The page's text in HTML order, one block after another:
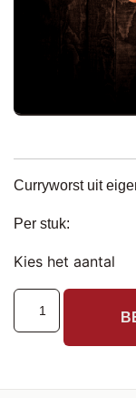
Curryworst uit
Per stuk:
Kies het aantal